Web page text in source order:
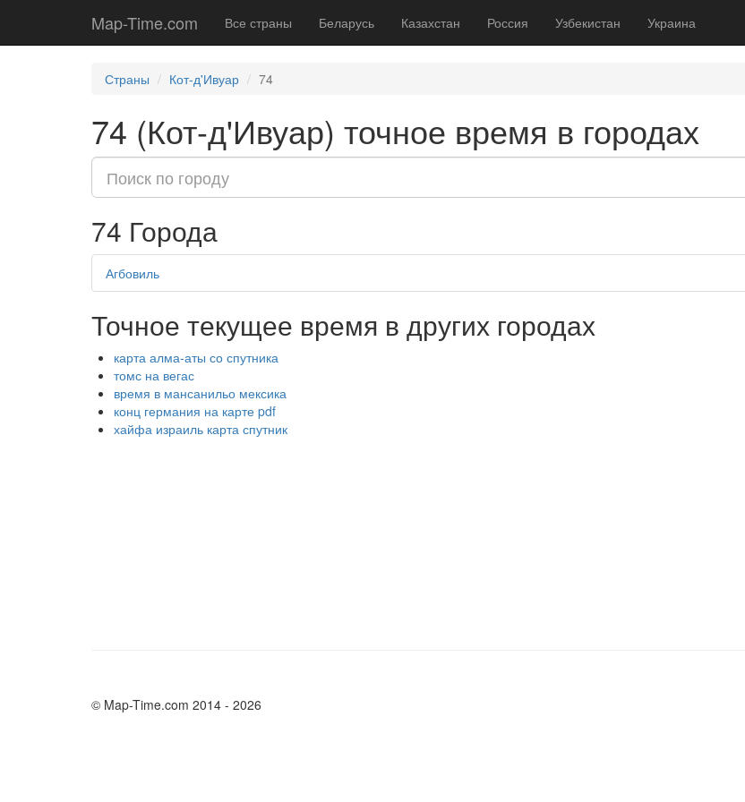
Map-Time.com Все страны Беларусь Казахстан Россия Узбекистан Украина
Страны Кот-д'Ивуар 74
74 (Кот-д'Ивуар) точное время в городах
74 Города
Агбовиль
Точное текущее время в других городах
карта алма-аты со спутника
томс на вегас
время в мансанильо мексика
конц германия на карте pdf
хайфа израиль карта спутник
© Map-Time.com 2014 - 2026